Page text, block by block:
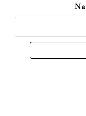
Search
for: